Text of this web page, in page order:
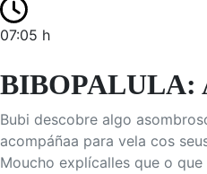
07:05 h
BIBOPALULA:
Bubi descobre algo
acompáñaa para vela cos
Moucho explícalles que o